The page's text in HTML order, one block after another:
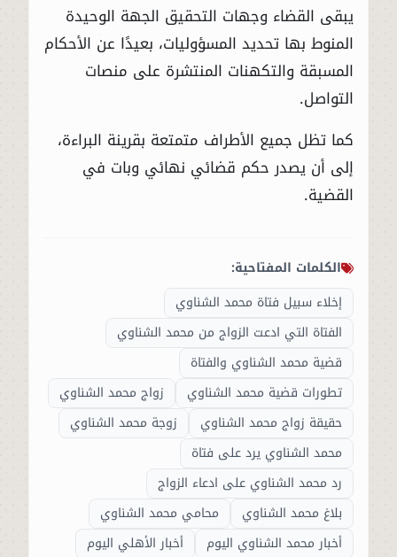
يبقى القضاء وجهات التحقيق الجهة الوحيدة
المنوط بها تحديد المسؤوليات، بعيدًا عن الأحكام
المسبقة والتكهنات المنتشرة على منصات
التواصل.
كما تظل جميع الأطراف متمتعة بقرينة البراءة،
إلى أن يصدر حكم قضائي نهائي وبات في
القضية.
الكلمات المفتاحية:
إخلاء سبيل فتاة محمد الشناوي
الفتاة التي ادعت الزواج من محمد الشناوي
قضية محمد الشناوي والفتاة
تطورات قضية محمد الشناوي
زواج محمد الشناوي
حقيقة زواج محمد الشناوي
زوجة محمد الشناوي
محمد الشناوي يرد على فتاة
رد محمد الشناوي على ادعاء الزواج
بلاغ محمد الشناوي
محامي محمد الشناوي
أخبار محمد الشناوي اليوم
أخبار الأهلي اليوم